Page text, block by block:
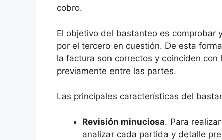
cobro.
El objetivo del bastanteo es comprobar
por el tercero en cuestión. De esta
la factura son correctos y coinciden
previamente entre las partes.
Las principales características del
Revisión minuciosa. Para
analizar cada partida y detalle